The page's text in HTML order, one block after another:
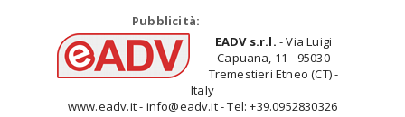
Pubblicità:
EADV s.r.l. - Via Luigi
Capuana, 11 - 95030
Tremestieri Etneo (CT) -
Italy
www.eadv.it - info@eadv.it - Tel: +39.0952830326